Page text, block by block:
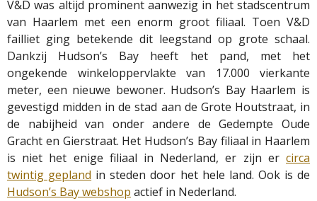
V&D was altijd prominent aanwezig in het stadscentrum
van Haarlem met een enorm groot filiaal. Toen V&D
failliet ging betekende dit leegstand op grote schaal.
Dankzij Hudson’s Bay heeft het pand, met het
ongekende winkeloppervlakte van 17.000 vierkante
meter, een nieuwe bewoner. Hudson’s Bay Haarlem is
gevestigd midden in de stad aan de Grote Houtstraat, in
de nabijheid van onder andere de Gedempte Oude
Gracht en Gierstraat. Het Hudson’s Bay filiaal in Haarlem
is niet het enige filiaal in Nederland, er zijn er circa
twintig gepland in steden door het hele land. Ook is de
Hudson’s Bay webshop actief in Nederland.